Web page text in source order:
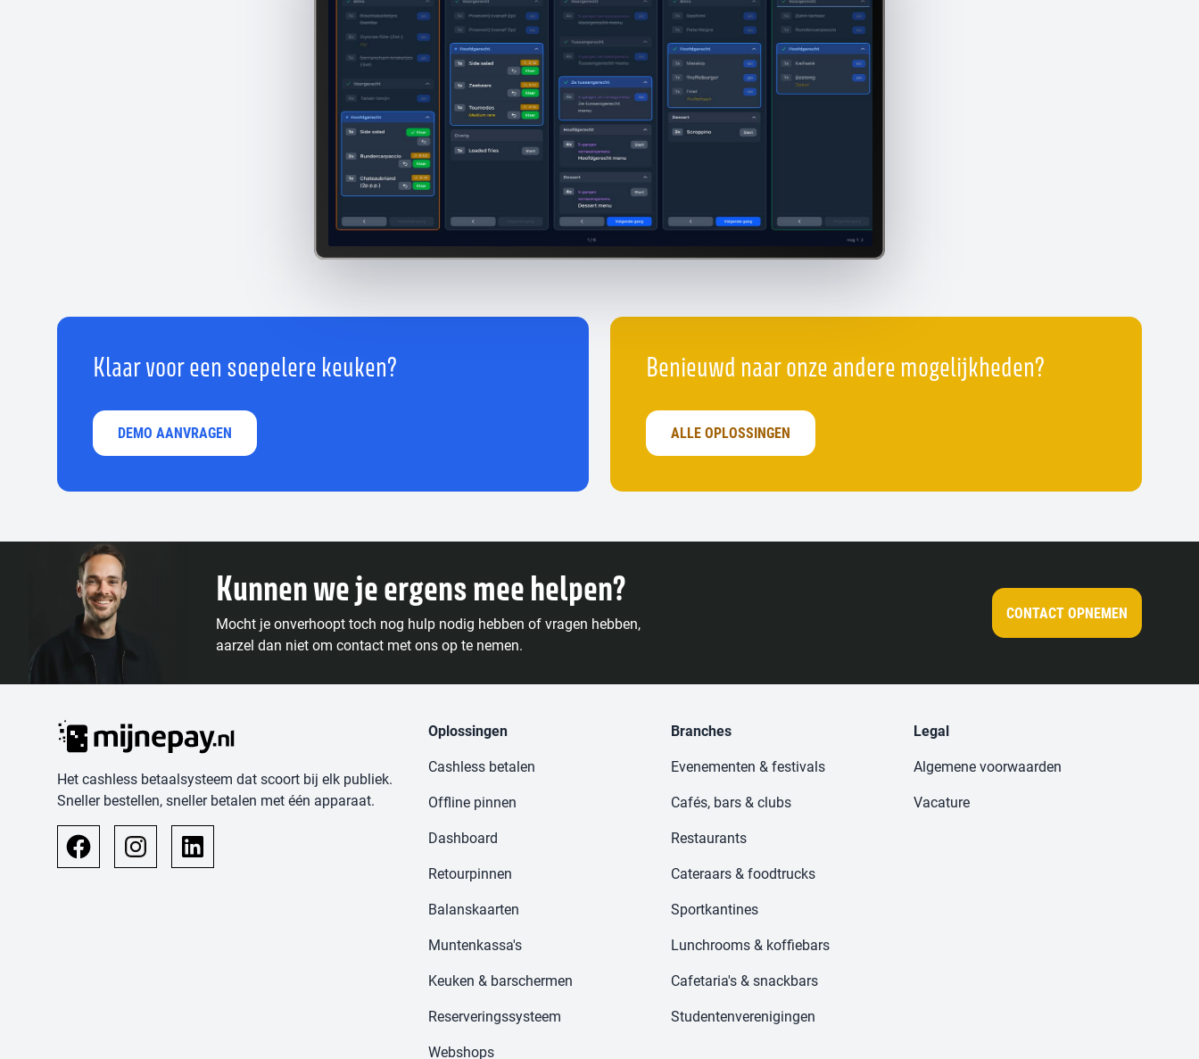
Klaar voor een soepelere keuken?
DEMO AANVRAGEN
Benieuwd naar onze andere mogelijkheden?
ALLE OPLOSSINGEN
Kunnen we je ergens mee helpen?
Mocht je onverhoopt toch nog hulp nodig hebben of vragen hebben,
aarzel dan niet om contact met ons op te nemen.
CONTACT OPNEMEN
Het cashless betaalsysteem dat scoort bij elk publiek.
Sneller bestellen, sneller betalen met één apparaat.
Oplossingen
Cashless betalen
Offline pinnen
Dashboard
Retourpinnen
Balanskaarten
Muntenkassa's
Keuken & barschermen
Reserveringssysteem
Webshops
Branches
Evenementen & festivals
Cafés, bars & clubs
Restaurants
Cateraars & foodtrucks
Sportkantines
Lunchrooms & koffiebars
Cafetaria's & snackbars
Studentenverenigingen
Legal
Algemene voorwaarden
Vacature